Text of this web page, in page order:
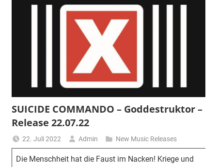
SUICIDE COMMANDO – Goddestruktor –
Release 22.07.22
22. Juli 2022 Admin New Music Releases
Die Menschheit hat die Faust im Nacken! Kriege und